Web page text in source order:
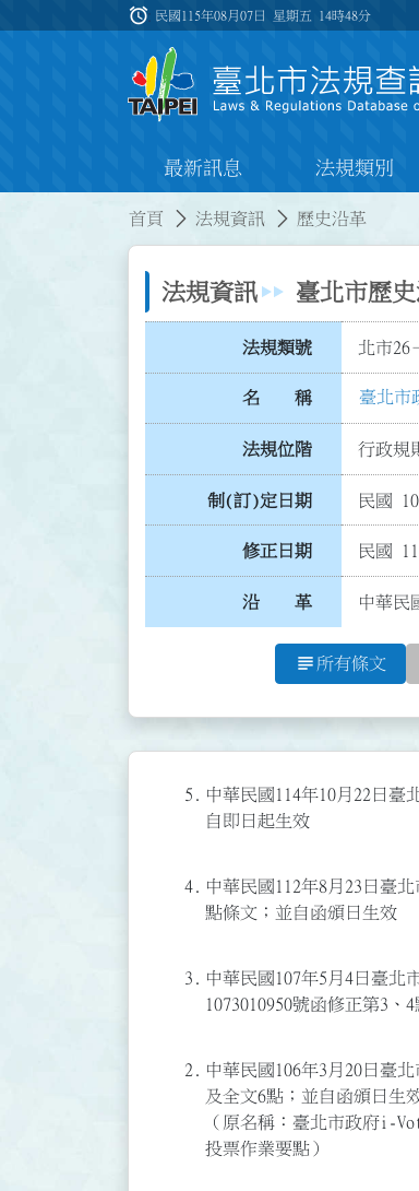
:::
alarm 民國115年08月07日 星期五 14時48分
最新訊息 法規類別
首頁 法規資訊 歷史沿革
法規資訊 臺北市歷
法規類號 北市26
名 稱 臺北市
法規位階 行政規
制(訂)定日期 民國
修正日期 民國
沿 革 中華民
subject 所有條文
5.
中華民國114年10月22日臺
自即日起生效
4.
中華民國112年8月23日臺
點條文；並自函頒日生效
3.
中華民國107年5月4日臺北
1073010950號函修正第3、
2.
中華民國106年3月20日臺
及全文6點；並自函頒日生
（原名稱：臺北市政府i-
投票作業要點）